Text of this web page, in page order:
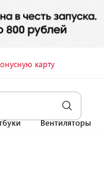
карту
Вентиляторы